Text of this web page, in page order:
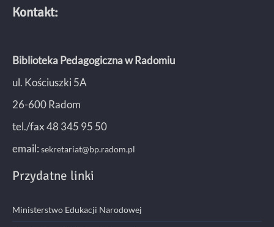
Kontakt:
Biblioteka Pedagogiczna w Radomiu
ul. Kościuszki 5A
26-600 Radom
tel./fax 48 345 95 50
email: sekretariat@bp.radom.pl
Przydatne linki
Ministerstwo Edukacji Narodowej